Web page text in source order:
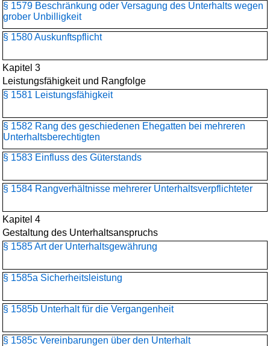
§ 1579 Beschränkung oder Versagung des Unterhalts wegen
grober Unbilligkeit
§ 1580 Auskunftspflicht
Kapitel 3
Leistungsfähigkeit und Rangfolge
§ 1581 Leistungsfähigkeit
§ 1582 Rang des geschiedenen Ehegatten bei mehreren
Unterhaltsberechtigten
§ 1583 Einfluss des Güterstands
§ 1584 Rangverhältnisse mehrerer Unterhaltsverpflichteter
Kapitel 4
Gestaltung des Unterhaltsanspruchs
§ 1585 Art der Unterhaltsgewährung
§ 1585a Sicherheitsleistung
§ 1585b Unterhalt für die Vergangenheit
§ 1585c Vereinbarungen über den Unterhalt